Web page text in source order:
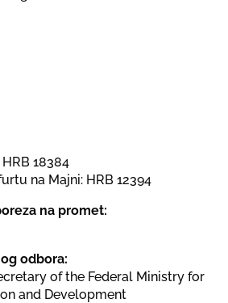
18384
na Majni: HRB 12394
na promet:
odbora:
of the Federal Ministry for
and Development